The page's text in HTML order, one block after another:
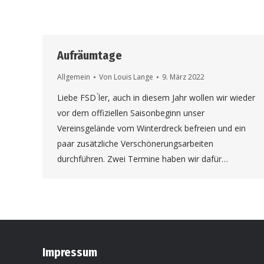
Aufräumtage
Allgemein Von Louis Lange 9. März 2022
Liebe FSD ́ler, auch in diesem Jahr wollen wir wieder
vor dem offiziellen Saisonbeginn unser
Vereinsgelände vom Winterdreck befreien und ein
paar zusätzliche Verschönerungsarbeiten
durchführen. Zwei Termine haben wir dafür…
Impressum